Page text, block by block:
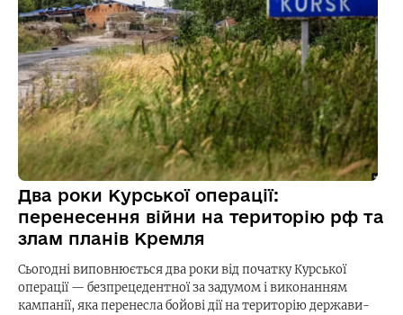
Два роки Курської операції:
перенесення війни на територію рф та
злам планів Кремля
Сьогодні виповнюється два роки від початку Курської
операції — безпрецедентної за задумом і виконанням
кампанії, яка перенесла бойові дії на територію держави-